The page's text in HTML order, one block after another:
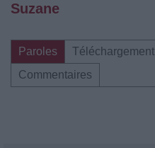
Suzane
Paroles Téléchargement
Commentaires